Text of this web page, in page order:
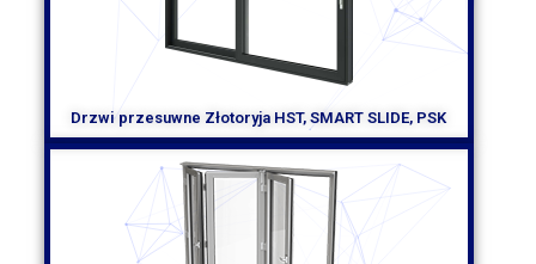
Drzwi przesuwne Złotoryja HST, SMART SLIDE, PSK